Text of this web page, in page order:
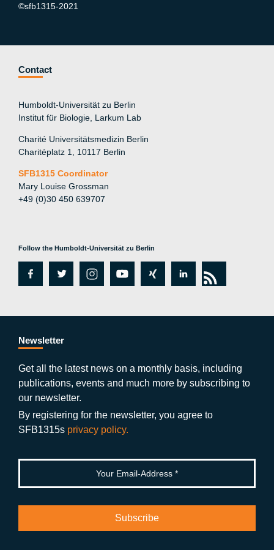
©sfb1315-2021
Contact
Humboldt-Universität zu Berlin
Institut für Biologie, Larkum Lab
Charité Universitätsmedizin Berlin
Charitéplatz 1, 10117 Berlin
SFB1315 Coordinator
Mary Louise Grossman
+49 (0)30 450 639707
Follow the Humboldt-Universität zu Berlin
fa
e
b
o
o
k
tw
er
in
a
a
m
y
ut
b
xi
g
lin
e
n
rs
Newsletter
Get all the latest news on a monthly basis, including
publications, events and much more by subscribing to
our newsletter.
By registering for the newsletter, you agree to
SFB1315s privacy policy.